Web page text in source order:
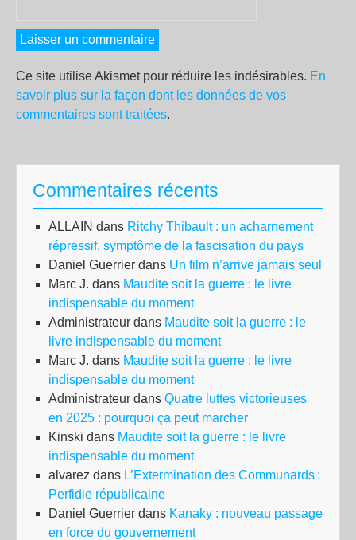
Ce site utilise Akismet pour réduire les indésirables. En
savoir plus sur la façon dont les données de vos
commentaires sont traitées.
Commentaires récents
ALLAIN dans Ritchy Thibault : un acharnement
répressif, symptôme de la fascisation du pays
Daniel Guerrier dans Un film n’arrive jamais seul
Marc J. dans Maudite soit la guerre : le livre
indispensable du moment
Administrateur dans Maudite soit la guerre : le
livre indispensable du moment
Marc J. dans Maudite soit la guerre : le livre
indispensable du moment
Administrateur dans Quatre luttes victorieuses
en 2025 : pourquoi ça peut marcher
Kinski dans Maudite soit la guerre : le livre
indispensable du moment
alvarez dans L’Extermination des Communards :
Perfidie républicaine
Daniel Guerrier dans Kanaky : nouveau passage
en force du gouvernement